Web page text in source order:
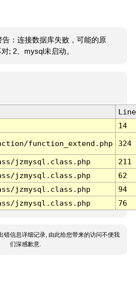
告：连接数据库失败，可能的原
; 2、mysql未启动。
Line
14
function_extend.php 324
jzmysql.class.php
211
jzmysql.class.php
62
jzmysql.class.php
94
jzmysql.class.php 76
错信息详细记录, 由此给您带来的访问不便我
们深感歉意.